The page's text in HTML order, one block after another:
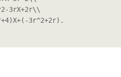
3rX+2r\\
3r^2+2r).